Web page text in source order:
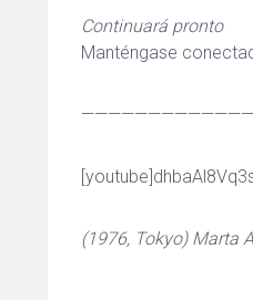
Continuará pronto
Manténgase
(1976, Tokyo) Marta